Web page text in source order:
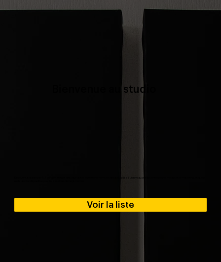
Découvrez ici le studio R-Sound en images ainsi que la liste du matériel home-studio que j’utilise à un niveau professionnel pour le mixage et le mastering, et que je
Voir la liste
Bienvenue au studio